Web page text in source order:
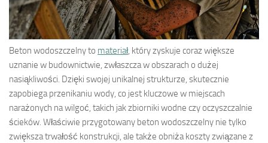
Beton wodoszczelny to materiał, który zyskuje coraz większe
uznanie w budownictwie, zwłaszcza w obszarach o dużej
nasiąkliwości. Dzięki swojej unikalnej strukturze, skutecznie
zapobiega przenikaniu wody, co jest kluczowe w miejscach
narażonych na wilgoć, takich jak zbiorniki wodne czy oczyszczalnie
ścieków. Właściwie przygotowany beton wodoszczelny nie tylko
zwiększa trwałość konstrukcji, ale także obniża koszty związane z